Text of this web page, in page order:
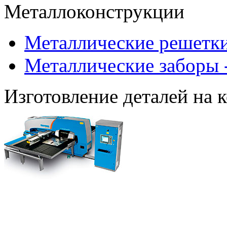
Металлоконструкции
Металлические
Металлические
Изготовление деталей